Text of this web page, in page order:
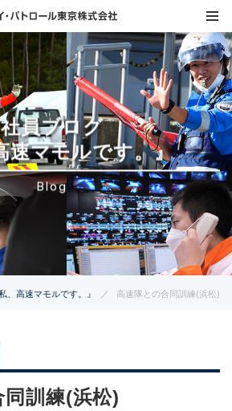
社員ブログ
速マモルです。』
Blog
、高速マモルです。』 高速隊との合同訓練(浜松)
訓練(浜松)